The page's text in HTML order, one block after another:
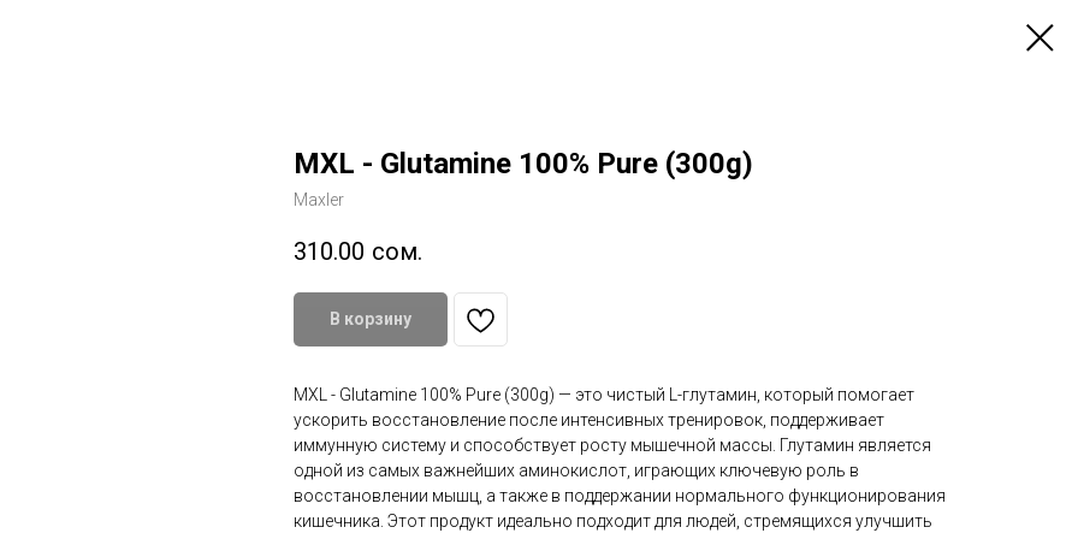
MXL - Glutamine 100% Pure (300g)
Maxler
310.00 сом.
В корзину
MXL - Glutamine 100% Pure (300g) — это чистый L-глутамин, который помогает
ускорить восстановление после интенсивных тренировок, поддерживает
иммунную систему и способствует росту мышечной массы. Глутамин является
одной из самых важнейших аминокислот, играющих ключевую роль в
восстановлении мышц, а также в поддержании нормального функционирования
кишечника. Этот продукт идеально подходит для людей, стремящихся улучшить